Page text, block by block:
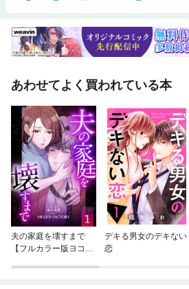
あわせてよく買われている本
夫の家庭を壊すまで
【フルカラー版ヨコ読
デキる男女のデキない
恋